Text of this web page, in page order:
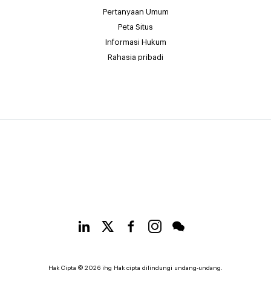
Pertanyaan Umum
Peta Situs
Informasi Hukum
Rahasia pribadi
Hak Cipta © 2026 ihg Hak cipta dilindungi undang-undang.